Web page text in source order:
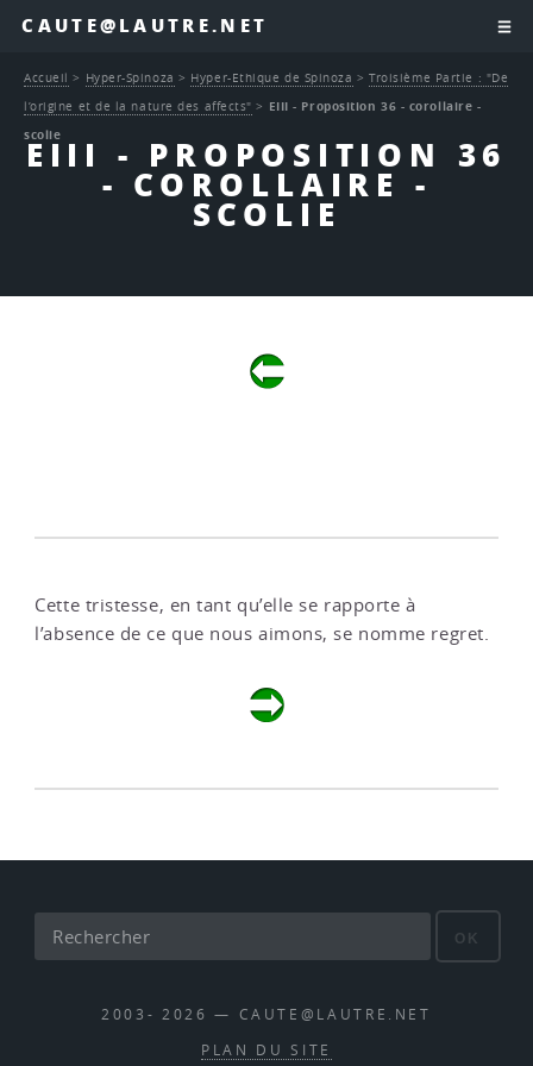
CAUTE@LAUTRE.NET
EIII - PROPOSITION 36
- COROLLAIRE -
SCOLIE
Accueil > Hyper-Spinoza > Hyper-Ethique de Spinoza >Troisième Partie : "De
l’origine et de la nature des affects" > EIII - Proposition 36 - corollaire -
scolie
Cette tristesse, en tant qu’elle se rapporte à
l’absence de ce que nous aimons, se nomme regret.
OK
2003- 2026 — CAUTE@LAUTRE.NET
PLAN DU SITE